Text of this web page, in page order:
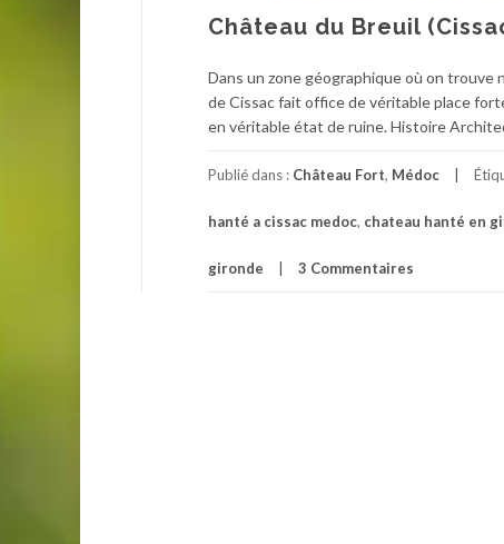
Château du Breuil
Dans un zone géographique où on trouve
de Cissac fait office de véritable place
en véritable état de ruine. Histoire
Publié dans : Château Fort, Médoc
hanté a cissac medoc, chateau hanté en
gironde 3 Commentaires